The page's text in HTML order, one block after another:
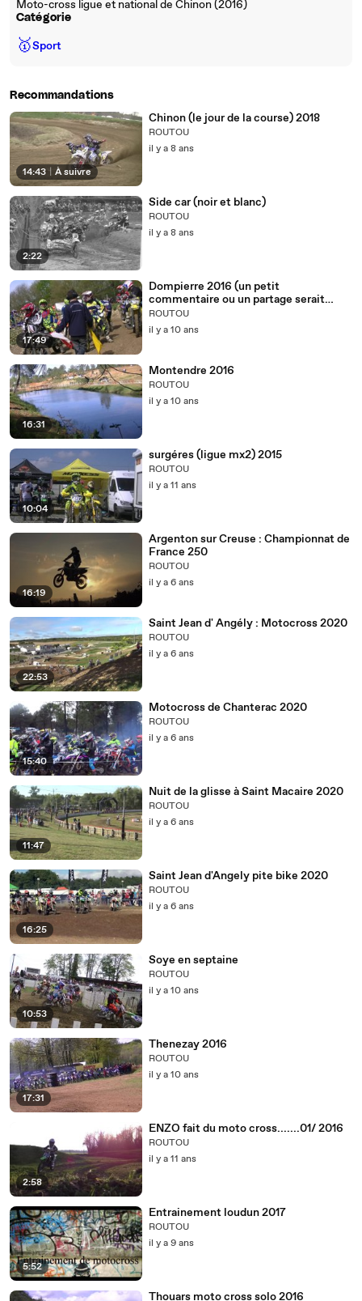
Moto-cross ligue et national de Chinon (2016)
Catégorie
🥇Sport
Recommandations
14:43 À suivre
Chinon (le jour de la course) 2018
ROUTOU
il y a 8 ans
2:22
Side car (noir et blanc)
ROUTOU
il y a 8 ans
17:49
Dompierre 2016 (un petit
commentaire ou un partage serait
sympa merci )
ROUTOU
il y a 10 ans
16:31
Montendre 2016
ROUTOU
il y a 10 ans
10:04
surgéres (ligue mx2) 2015
ROUTOU
il y a 11 ans
16:19
Argenton sur Creuse : Championnat de
France 250
ROUTOU
il y a 6 ans
22:53
Saint Jean d' Angély : Motocross 2020
ROUTOU
il y a 6 ans
15:40
Motocross de Chanterac 2020
ROUTOU
il y a 6 ans
11:47
Nuit de la glisse à Saint Macaire 2020
ROUTOU
il y a 6 ans
16:25
Saint Jean d'Angely pite bike 2020
ROUTOU
il y a 6 ans
10:53
Soye en septaine
ROUTOU
il y a 10 ans
17:31
Thenezay 2016
ROUTOU
il y a 10 ans
2:58
ENZO fait du moto cross.......01/ 2016
ROUTOU
il y a 11 ans
5:52
Entrainement loudun 2017
ROUTOU
il y a 9 ans
Thouars moto cross solo 2016